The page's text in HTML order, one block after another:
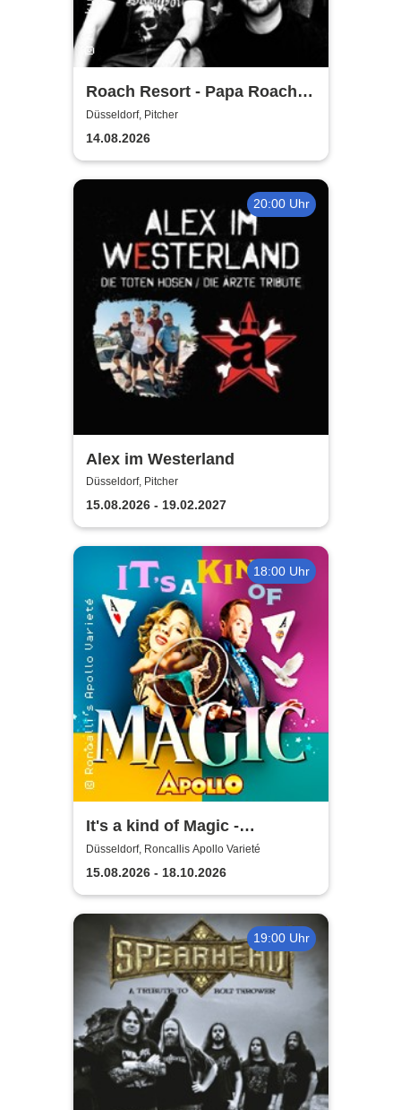
Roach Resort - Papa Roach
Tribute
Düsseldorf, Pitcher
14.08.2026
20:00 Uhr
Alex im Westerland
Düsseldorf, Pitcher
15.08.2026 - 19.02.2027
18:00 Uhr
It's a kind of Magic -
Roncalli's Apollo Varieté
Düsseldorf, Roncallis Apollo Varieté
15.08.2026 - 18.10.2026
19:00 Uhr